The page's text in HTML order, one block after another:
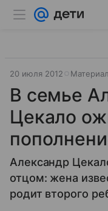
20 июля 2012
В семье
Цекало
Александр
отцом: жена
родит второго